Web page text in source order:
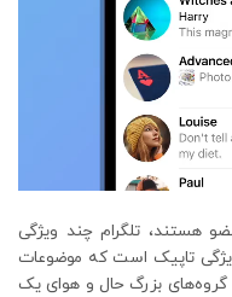
هستند، تلگرام چند ویژگی
تاپیک است که موضوعات
بزرگ حال و هوای یک